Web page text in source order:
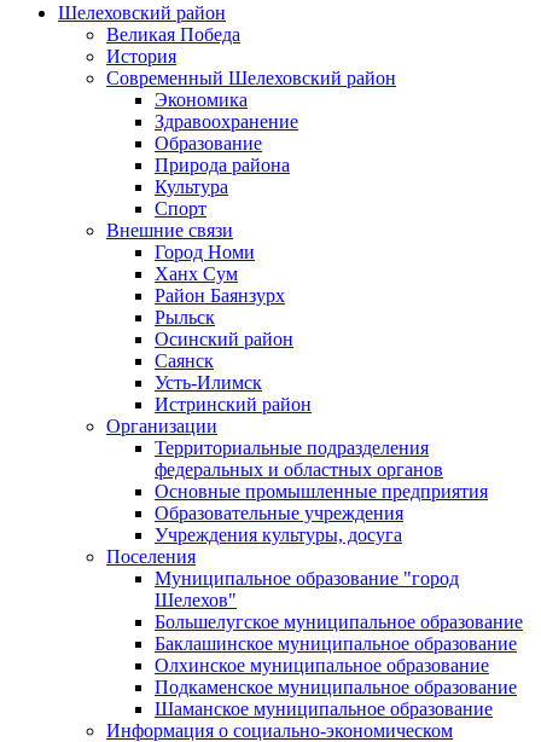
Шелеховский район
Великая Победа
История
Современный Шелеховский район
Экономика
Здравоохранение
Образование
Природа района
Культура
Спорт
Внешние связи
Город Номи
Ханх Сум
Район Баянзурх
Рыльск
Осинский район
Саянск
Усть-Илимск
Истринский район
Организации
Территориальные подразделения
федеральных и областных органов
Основные промышленные предприятия
Образовательные учреждения
Учреждения культуры, досуга
Поселения
Муниципальное образование "город
Шелехов"
Большелугское муниципальное образование
Баклашинское муниципальное образование
Олхинское муниципальное образование
Подкаменское муниципальное образование
Шаманское муниципальное образование
Информация о социально-экономическом